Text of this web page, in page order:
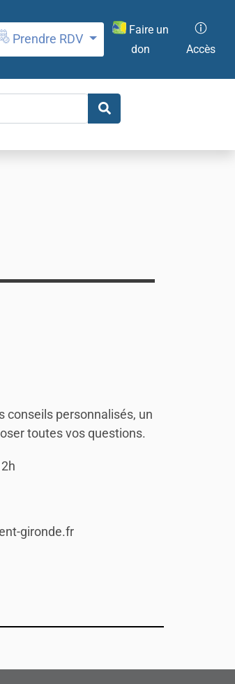
Prendre RDV
Faire un
don
Accès
conseils personnalisés, un
toutes vos questions.
gironde.fr